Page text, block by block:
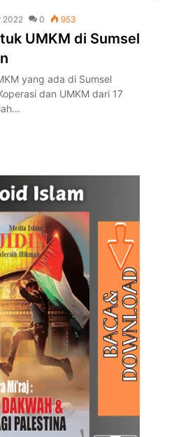
2022 0 953
UMKM di Sumsel
yang ada di Sumsel
dan UMKM dari 17